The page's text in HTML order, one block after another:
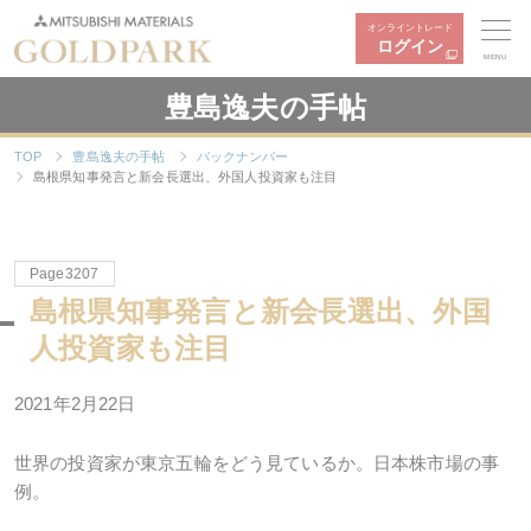
オンライントレード
ログイン
MENU
豊島逸夫の手帖
TOP 豊島逸夫の手帖
バックナンバー
島根県知事発言と新会長選出、外国人投資家も注目
Page3207
島根県知事発言と新会長選出、外国
人投資家も注目
2021年2月 22日
世界の投資家が東京五輪をどう見ているか。日本株市場の事
例。